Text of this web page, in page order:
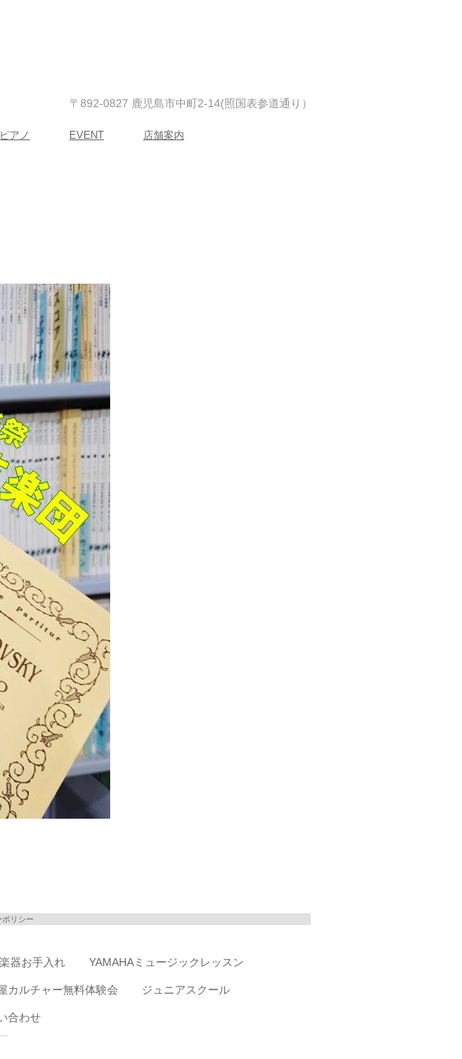
〒892-0827 鹿児島市中町2-14(照国表参道通り）
アノ EVENT 店舗案内
ポリシー
器お手入れ YAMAHAミュージックレッスン
カルチャー無料体験会 ジュニアスクール
合わせ